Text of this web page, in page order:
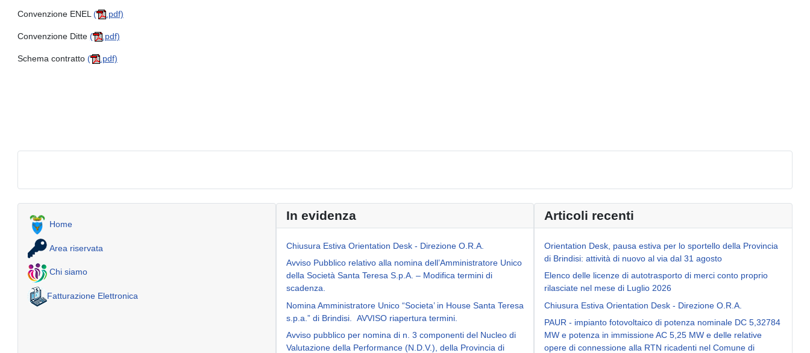
Convenzione ENEL ( .pdf)
Convenzione Ditte ( .pdf)
Schema contratto ( .pdf)
Home
Area riservata
Chi siamo
Fatturazione Elettronica
In evidenza
Chiusura Estiva Orientation Desk - Direzione O.R.A.
Avviso Pubblico relativo alla nomina dell’Amministratore Unico
della Società Santa Teresa S.p.A. – Modifica termini di
scadenza.
Nomina Amministratore Unico “Societa’ in House Santa Teresa
s.p.a.” di Brindisi. AVVISO riapertura termini.
Avviso pubblico per nomina di n. 3 componenti del Nucleo di
Valutazione della Performance (N.D.V.), della Provincia di
Articoli recenti
Orientation Desk, pausa estiva per lo sportello della Provincia
di Brindisi: attività di nuovo al via dal 31 agosto
Elenco delle licenze di autotrasporto di merci conto proprio
rilasciate nel mese di Luglio 2026
Chiusura Estiva Orientation Desk - Direzione O.R.A.
PAUR - impianto fotovoltaico di potenza nominale DC 5,32784
MW e potenza in immissione AC 5,25 MW e delle relative
opere di connessione alla RTN ricadenti nel Comune di